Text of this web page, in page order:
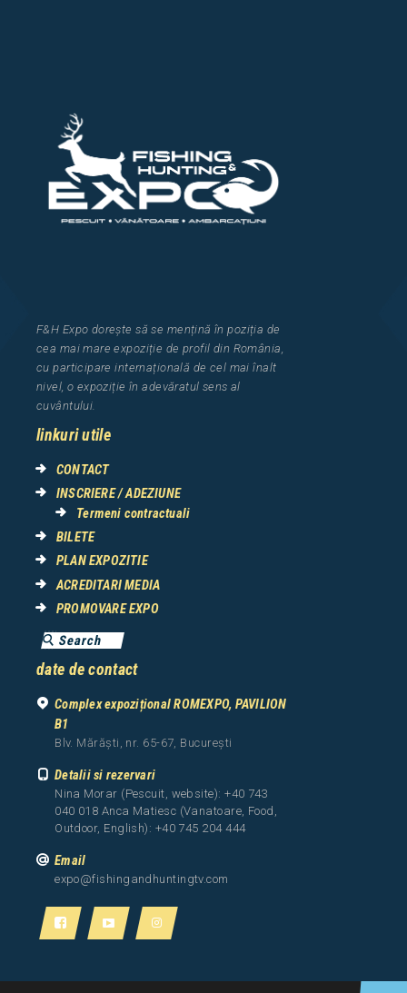
F&H Expo dorește să se mențină în poziția de
cea mai mare expoziție de profil din România
cu participare internațională de cel maiînalt
nivel, o expoziție în adevăratul sens al
cuvântului.
linkuri utile
CONTACT
INSCRIERE / ADEZIUNE
Termeni contractuali
BILETE
PLAN EXPOZITIE
ACREDITARI MEDIA
PROMOVARE EXPO
date de contact
Complex expozițional ROMEXPO, PAVILION
B1
Blv. Mărăști, nr. 65-67, București
Detalii si rezervari
Nina Morar (Pescuit, website): +40 743
040 018 Anca Matiesc (Vanatoare, Food,
Outdoor, English): +40 745 204 444
Email
expo@fishingandhuntingtv.com